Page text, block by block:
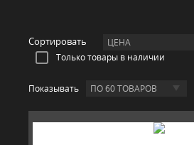
Сортировать
ЦЕНА
Только товары в наличии
Показывать ПО 60 ТОВАРОВ